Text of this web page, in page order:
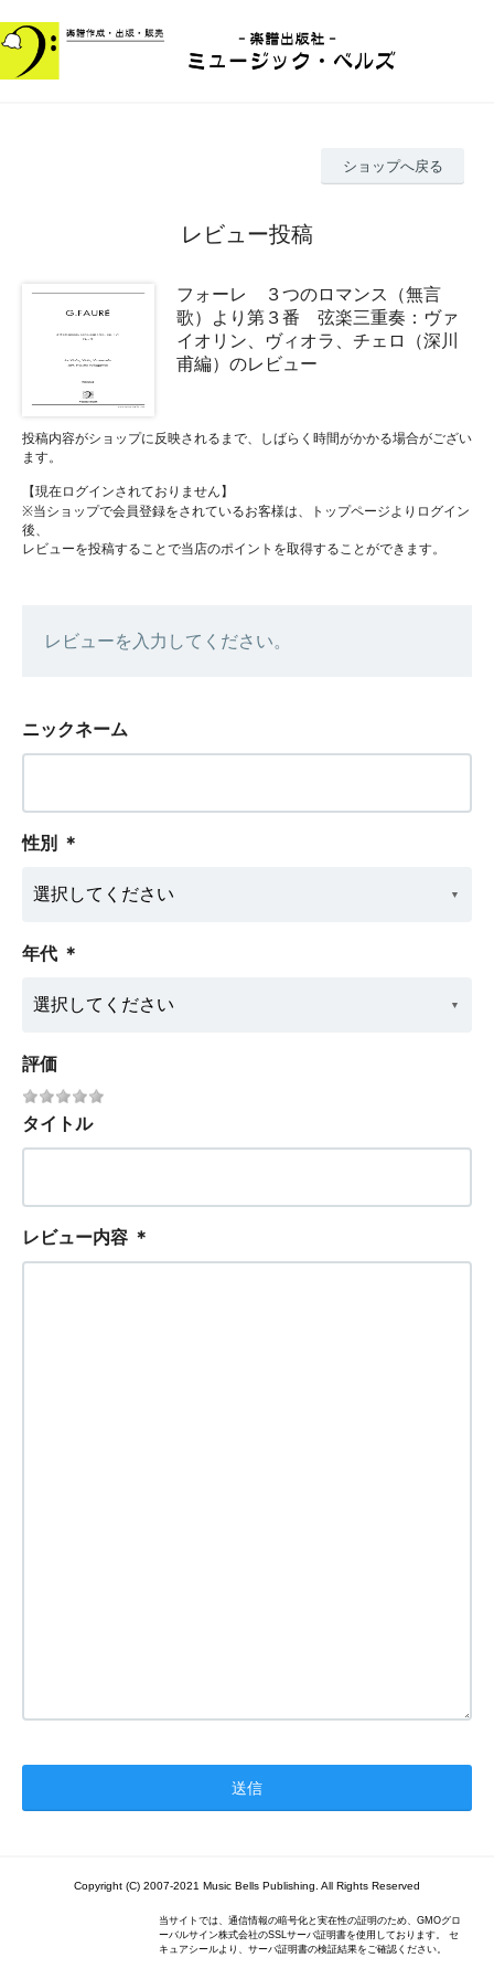
ショップへ戻る
レビュー投稿
フォーレ ３つのロマンス（無言
歌）より第３番 弦楽三重奏：ヴァ
イオリン、ヴィオラ、チェロ（深川
甫編）のレビュー
投稿内容がショップに反映されるまで、しばらく時間がかかる場合がござい
ます。
【現在ログインされておりません】
※当ショップで会員登録をされているお客様は、トップページよりログイン
後、
レビューを投稿することで当店のポイントを取得することができます。
レビューを入力してください。
ニックネーム
性別 ＊
年代 ＊
評価
タイトル
レビュー内容 ＊
Copyright (C) 2007-2021 Music Bells Publishing. All Rights Reserved
当サイトでは、通信情報の暗号化と実在性の証明のため、GMOグロ
ーバルサイン株式会社のSSLサーバ証明書を使用しております。 セ
キュアシールより、サーバ証明書の検証結果をご確認ください。